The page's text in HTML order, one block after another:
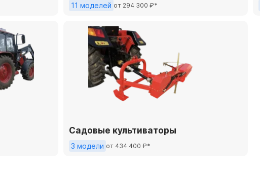
11 моделей от 294 300 ₽*
Садовые культиваторы
3 модели от 434 400 ₽*